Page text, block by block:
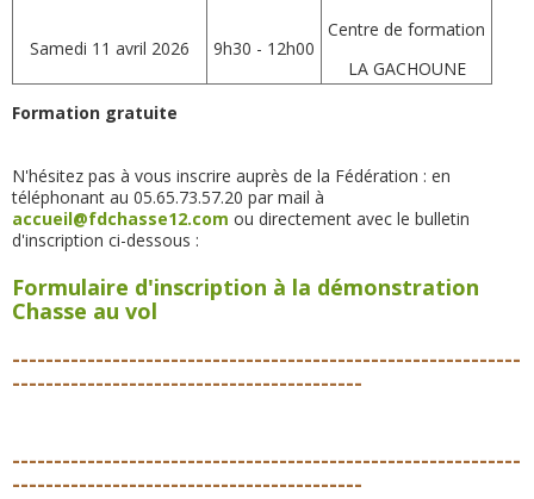
Samedi 11 avril 2026 9h30 - 12h00
Centre de formation
LA GACHOUNE
Formation gratuite
N'hésitez pas à vous inscrire auprès de la Fédération : en
téléphonant au 05.65.73.57.20 par mail à
accueil@fdchasse12.com ou directement avec le bulletin
d'inscription ci-dessous :
Formulaire d'inscription à la démonstration
Chasse au vol
-------------------------------------------------------------
------------------------------------------
-------------------------------------------------------------
------------------------------------------